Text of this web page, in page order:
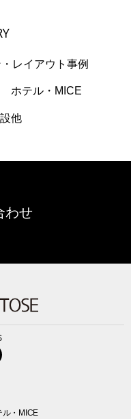
レイアウト事例
ホテル・MICE
他
わせ
ル・MICE